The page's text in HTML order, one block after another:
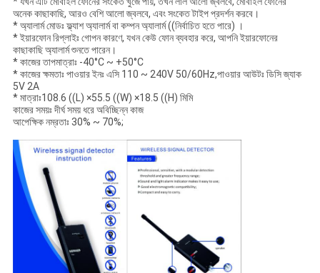
অনেক কাছাকাছি, আরও বেশি আলো জ্বলবে, এবং সংকেত টাইপ প্রদর্শন করবে।
* অ্যালার্ম মোডঃ ফ্ল্যাশ অ্যালার্ম বা কম্পন অ্যালার্ম ((নির্বাচিত হতে পারে) ।
* ইয়ারফোন রিপ্লাইঃ গোপন কারণে, যখন কেউ ফোন ব্যবহার করে, আপনি ইয়ারফোনের
কাছাকাছি অ্যালার্ম শুনতে পারেন।
* কাজের তাপমাত্রাঃ -40°C ~ +50°C
* কাজের ক্ষমতাঃ পাওয়ার ইনঃ এসি 110 ~ 240V 50/60Hz,পাওয়ার আউটঃ ডিসি জ্যাক
5V 2A
* মাত্রাঃ108.6 ((L) ×55.5 ((W) ×18.5 ((H) মিমি
কাজের সময়ঃ দীর্ঘ সময় ধরে অবিচ্ছিন্ন কাজ
আপেক্ষিক নম্রতাঃ 30% ~ 70%;